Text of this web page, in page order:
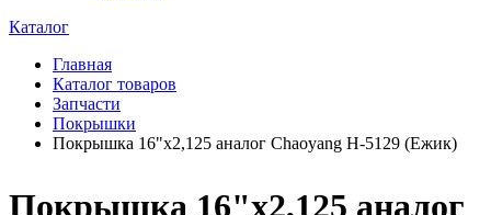
Каталог
Главная
Каталог товаров
Запчасти
Покрышки
Покрышка 16"х2,125 аналог Chaoyang Н-5129 (Ежик)
Покрышка 16"х2,125 аналог